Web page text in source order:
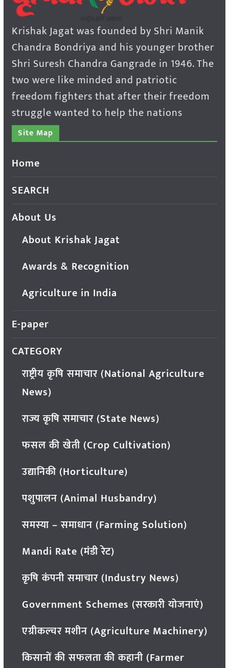
Krishak Jagat was founded by Shri Manik
Chandra Bondriya and his younger brother
Shri Suresh Chandra Gangrade in 1946. The
two were like minded and patriotic
freedom fighters that after their freedom
struggle wanted to help the nations
Site Map
Home
SEARCH
About Us
About Krishak Jagat
Awards & Recognition
Agriculture in India
E-paper
CATEGORY
राष्ट्रीय कृषि समाचार (National Agriculture
News)
राज्य कृषि समाचार (State News)
फसल की खेती (Crop Cultivation)
उद्यानिकी (Horticulture)
पशुपालन (Animal Husbandry)
समस्या – समाधान (Farming Solution)
Mandi Rate (मंडी रेट)
कृषि कंपनी समाचार (Industry News)
Government Schemes (सरकारी योजनाएं)
एग्रीकल्चर मशीन (Agriculture Machinery)
किसानों की सफलता की कहानी (Farmer